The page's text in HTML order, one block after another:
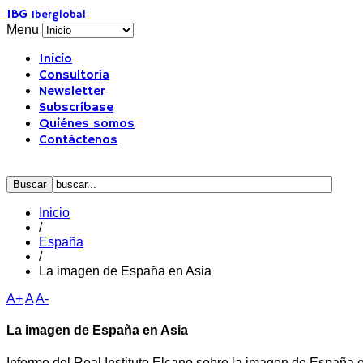
IBG Iberglobal
Menu
Inicio
Consultoría
Newsletter
Subscríbase
Quiénes somos
Contáctenos
Inicio
/
España
/
La imagen de España en Asia
A+AA-
La imagen de España en Asia